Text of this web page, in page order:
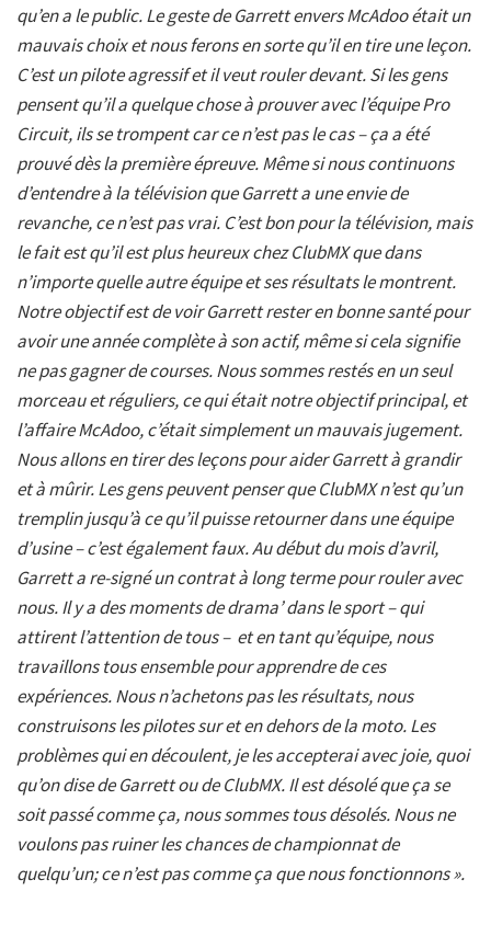
qu’en a le public. Le geste de Garrett envers McAdoo était un
mauvais choix et nous ferons en sorte qu’il en tire une leçon.
C’est un pilote agressif et il veut rouler devant. Si les gens
pensent qu’il a quelque chose à prouver avec l’équipe Pro
Circuit, ils se trompent car ce n’est pas le cas – ça a été
prouvé dès la première épreuve. Même si nous continuons
d’entendre à la télévision que Garrett a une envie de
revanche, ce n’est pas vrai. C’est bon pour la télévision, mais
le fait est qu’il est plus heureux chez ClubMX que dans
n’importe quelle autre équipe et ses résultats le montrent.
Notre objectif est de voir Garrett rester en bonne santé pour
avoir une année complète à son actif, même si cela signifie
ne pas gagner de courses. Nous sommes restés en un seul
morceau et réguliers, ce qui était notre objectif principal, et
l’affaire McAdoo, c’était simplement un mauvais jugement.
Nous allons en tirer des leçons pour aider Garrett à grandir
et à mûrir. Les gens peuvent penser que ClubMX n’est qu’un
tremplin jusqu’à ce qu’il puisse retourner dans une équipe
d’usine – c’est également faux. Au début du mois d’avril,
Garrett a re-signé un contrat à long terme pour rouler avec
nous. Il y a des moments de drama’ dans le sport – qui
attirent l’attention de tous – et en tant qu’équipe, nous
travaillons tous ensemble pour apprendre de ces
expériences. Nous n’achetons pas les résultats, nous
construisons les pilotes sur et en dehors de la moto. Les
problèmes qui en découlent, je les accepterai avec joie, quoi
qu’on dise de Garrett ou de ClubMX. Il est désolé que ça se
soit passé comme ça, nous sommes tous désolés. Nous ne
voulons pas ruiner les chances de championnat de
quelqu’un; ce n’est pas comme ça que nous fonctionnons ».